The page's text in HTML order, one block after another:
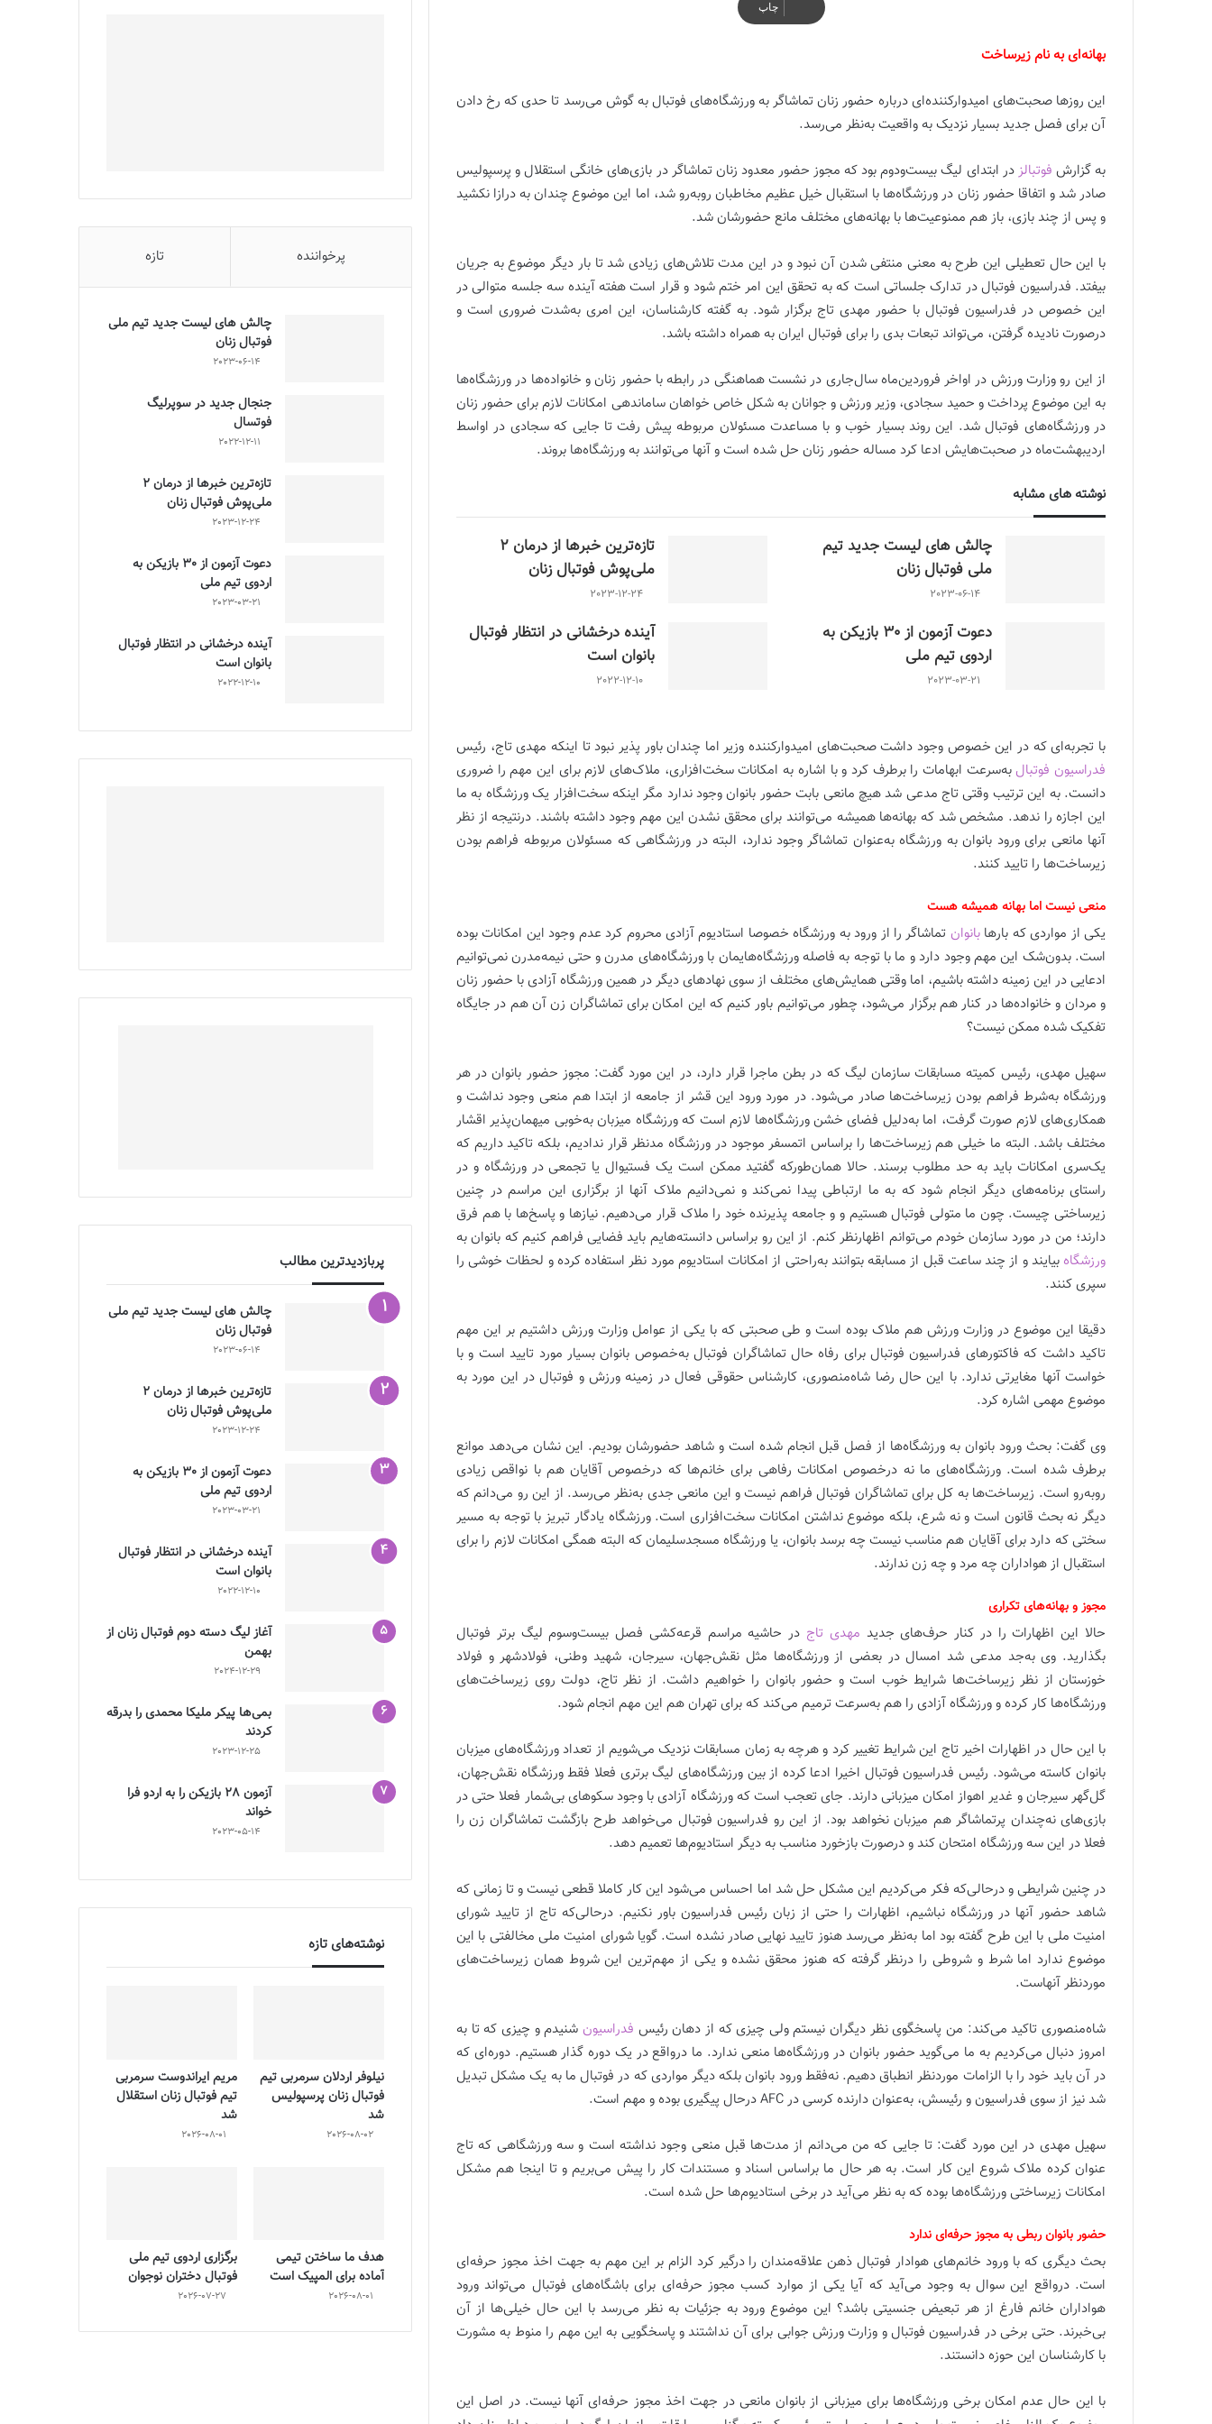
چاپ
بهانه‌ای به نام زیرساخت
این روزها صحبت‌های امیدوارکننده‌ای درباره حضور زنان تماشاگر به ورزشگاه‌های فوتبال به گوش می‌رسد تا حدی که رخ دادن
آن برای فصل جدید بسیار نزدیک به واقعیت به‌نظر می‌رسد.
به گزارش فوتبالزدر ابتدای لیگ بیست‌و‌دوم بود که مجوز حضور معدود زنان تماشاگر در بازی‌های خانگی استقلال و پرسپولیس
صادر شد و اتفاقا حضور زنان در ورزشگاه‌ها با استقبال خیل عظیم مخاطبان روبه‌رو شد، اما این موضوع چندان به درازا نکشید
و پس از چند بازی، باز هم ممنوعیت‌ها با بهانه‌های مختلف مانع حضورشان شد.
با این حال تعطیلی این طرح به معنی منتفی شدن آن نبود و در این مدت تلاش‌های زیادی شد تا بار دیگر موضوع به جریان
بیفتد. فدراسیون فوتبال در تدارک جلساتی است که به تحقق این امر ختم شود و قرار است هفته آینده سه جلسه متوالی در
این خصوص در فدراسیون فوتبال با حضور مهدی تاج برگزار شود‌. به گفته کارشناسان، این امری به‌شدت ضروری است و
در‌صورت نادیده گرفتن، می‌تواند تبعات بدی را برای فوتبال ایران به همراه داشته باشد.
از این رو وزارت ورزش در اواخر فروردین‌ماه سال‌جاری در نشست هماهنگی در رابطه با حضور زنان و خانواده‌ها در ورزشگاه‌ها
به این موضوع پرداخت و حمید سجادی، وزیر ورزش و جوانان به شکل خاص خواهان ساماندهی امکانات لازم برای حضور زنان
در ورزشگاه‌های فوتبال شد. این روند بسیار خوب و با مساعدت مسئولان مربوطه پیش رفت تا جایی که سجادی در اواسط
اردیبهشت‌ماه در صحبت‌هایش ادعا کرد مساله حضور زنان حل شده است و آنها می‌توانند به ورزشگاه‌ها بروند.
نوشته های مشابه
چالش هاى ليست جدید تيم
ملى فوتبال زنان
2023-06-14
تازه‌ترین خبرها از درمان ۲
ملی‌پوش فوتبال زنان
2023-12-24
دعوت آزمون از 30 بازیکن به
اردوی تیم ملی
2023-03-21
آینده درخشانی در انتظار فوتبال
بانوان است
2022-12-10
با تجربه‌ای که در این خصوص وجود داشت صحبت‌های امیدوار‌کننده وزیر اما چندان باور پذیر نبود تا اینکه مهدی تاج، رئیس
فدراسیون فوتبال به‌سرعت ابهامات را برطرف کرد و با اشاره به امکانات سخت‌افزاری، ملاک‌های لازم برای این مهم را ضروری
دانست. به این ترتیب وقتی تاج مدعی شد هیچ مانعی بابت حضور بانوان وجود ندارد مگر اینکه سخت‌افزار یک ورزشگاه به ما
این اجازه را ندهد. مشخص شد که بهانه‌ها همیشه می‌توانند برای محقق نشدن این مهم وجود داشته باشند. در‌نتیجه از نظر
آنها مانعی برای ورود بانوان به ورزشگاه به‌عنوان تماشاگر وجود ندارد، البته در ورزشگاهی که مسئولان مربوطه فراهم بودن
زیرساخت‌ها را تایید کنند.
منعی نیست اما بهانه همیشه هست
یکی از مواردی که بارهابانوان تماشاگر را از ورود به ورزشگاه خصوصا استادیوم آزادی محروم کرد عدم‌ وجود این امکانات بوده
است. بدون‌شک این مهم وجود دارد و ما با توجه به فاصله ورزشگاه‌هایمان با ورزشگاه‌های مدرن و حتی نیمه‌مدرن نمی‌توانیم
ادعایی در این زمینه داشته باشیم، اما وقتی همایش‌های مختلف از سوی نهادهای دیگر در همین ورزشگاه آزادی با حضور زنان
و مردان و خانواده‌ها در کنار هم برگزار می‌شود، چطور می‌توانیم باور کنیم که این امکان برای تماشاگران زن آن هم در جایگاه
تفکیک شده ممکن نیست؟
سهیل مهدی، رئیس کمیته مسابقات سازمان لیگ که در بطن ماجرا قرار دارد، در این مورد گفت: مجوز حضور بانوان در هر
ورزشگاه به‌شرط فراهم بودن زیرساخت‌ها صادر می‌شود. در مورد ورود این قشر از جامعه از ابتدا هم منعی وجود نداشت و
همکاری‌های لازم صورت گرفت، اما به‌دلیل فضای خشن ورزشگاه‌ها لازم است که ورزشگاه میزبان به‌خوبی میهمان‌پذیر اقشار
مختلف باشد. البته ما خیلی هم زیرساخت‌ها را براساس اتمسفر موجود در ورزشگاه مد‌نظر قرار ندادیم، بلکه تاکید داریم که
یک‌سری امکانات باید به حد مطلوب برسند. حالا همان‌طور‌که گفتید ممکن است یک فستیوال یا تجمعی در ورزشگاه و در
راستای برنامه‌های دیگر انجام شود که به ما ارتباطی پیدا نمی‌کند و نمی‌دانیم ملاک آنها از برگزاری این مراسم در چنین
زیرساختی چیست. چون ما متولی فوتبال هستیم و و جامعه پذیرنده خود را ملاک قرار می‌دهیم. نیازها و پاسخ‌ها با هم فرق
دارند؛ من در مورد سازمان خودم می‌توانم اظهارنظر کنم. از این رو براساس دانسته‌هایم باید فضایی فراهم کنیم که بانوان به
ورزشگاه بیایند و از چند ساعت قبل از مسابقه بتوانند به‌راحتی از امکانات استادیوم مورد نظر استفاده کرده و لحظات خوشی را
سپری کنند.
دقیقا این موضوع در وزارت ورزش هم ملاک بوده است و طی صحبتی که با یکی از عوامل وزارت ورزش داشتیم بر این مهم
تاکید داشت که فاکتورهای فدراسیون فوتبال برای رفاه حال تماشاگران فوتبال به‌خصوص بانوان بسیار مورد تایید است و با
خواست آنها مغایرتی ندارد. با این حال رضا شاه‌منصوری، کارشناس حقوقی فعال در زمینه ورزش و فوتبال در این مورد به
موضوع مهمی اشاره کرد.
وی گفت: بحث ورود بانوان به ورزشگاه‌ها از فصل قبل انجام شده است و شاهد حضورشان بودیم. این نشان می‌دهد موانع
برطرف شده است. ورزشگاه‌های ما نه درخصوص امکانات رفاهی برای خانم‌ها که درخصوص آقایان هم با نواقص زیادی
روبه‌رو است. زیرساخت‌ها به کل برای تماشاگران فوتبال فراهم نیست و این مانعی جدی به‌نظر می‌رسد. از این رو می‌دانم که
دیگر نه بحث قانون است و نه شرع، بلکه موضوع نداشتن امکانات سخت‌افزاری است. ورزشگاه یادگار تبریز با توجه به مسیر
سختی که دارد برای آقایان هم مناسب نیست چه برسد بانوان، یا ورزشگاه مسجدسلیمان که البته همگی امکانات لازم را برای
استقبال از هواداران چه مرد و چه زن ندارند.
مجوز و بهانه‌های تکراری
حالا این اظهارات را در کنار حرف‌های جدید مهدی تاج در حاشیه مراسم قرعه‌کشی فصل بیست‌و‌سوم لیگ برتر فوتبال
بگذارید. وی به‌جد مدعی شد امسال در بعضی از ورزشگاه‌ها مثل نقش‌جهان، سیرجان، شهید وطنی، فولادشهر و فولاد
خوزستان از نظر زیرساخت‌ها شرایط خوب است و حضور بانوان را خواهیم داشت. از نظر تاج، دولت روی زیرساخت‌های
ورزشگاه‌ها کار کرده و ورزشگاه آزادی را هم به‌سرعت ترمیم می‌کند که برای تهران هم این مهم انجام شود.
با این حال در اظهارات اخیر تاج این شرایط تغییر کرد و هر‌چه به زمان مسابقات نزدیک می‌شویم از تعداد ورزشگاه‌های میزبان
بانوان کاسته می‌شود. رئیس فدراسیون فوتبال اخیرا ادعا کرده از بین ورزشگاه‌های لیگ برتری فعلا فقط ورزشگاه نقش‌جهان،
گل‌گهر سیرجان و غدیر اهواز امکان میزبانی دارند. جای تعجب است که ورزشگاه آزادی با وجود سکوهای بی‌شمار فعلا حتی در
بازی‌های نه‌چندان پر‌تماشاگر هم میزبان نخواهد بود. از این رو فدراسیون فوتبال می‌خواهد طرح بازگشت تماشاگران زن را
فعلا در این سه ورزشگاه امتحان کند و در‌صورت بازخورد مناسب به دیگر استادیوم‌ها تعمیم دهد.
در چنین شرایطی و درحالی‌که فکر می‌کردیم این مشکل حل شد اما احساس می‌شود این کار کاملا قطعی نیست و تا زمانی که
شاهد حضور آنها در ورزشگاه نباشیم، اظهارات را حتی از زبان رئیس فدراسیون باور نکنیم. در‌حالی‌که تاج از تایید شورای
امنیت ملی با این طرح گفته بود اما به‌نظر می‌رسد هنوز تایید نهایی صادر نشده است. گویا شورای امنیت ملی مخالفتی با این
موضوع ندارد اما شرط و شروطی را در‌نظر گرفته که هنوز محقق نشده و یکی از مهم‌ترین این شروط همان زیرساخت‌های
مورد‌نظر آنهاست.
شاه‌منصوری تاکید می‌کند: من پاسخگوی نظر دیگران نیستم ولی چیزی که از دهان رئیس فدراسیون شنیدم و چیزی که تا به
امروز دنبال می‌کردیم به ما می‌گوید حضور بانوان در ورزشگاه‌ها منعی ندارد. ما در‌واقع در یک دوره گذار هستیم. دوره‌ای که
در آن باید خود را با الزامات مورد‌نظر انطباق دهیم. نه‌فقط ورود بانوان بلکه دیگر مواردی که در فوتبال ما به یک مشکل تبدیل
شد نیز از سوی فدراسیون و رئیسش، به‌عنوان دارنده کرسی در AFC در‌حال پیگیری بوده و مهم است.
سهیل مهدی در این مورد گفت: تا جایی که من می‌دانم از مدت‌ها قبل منعی وجود نداشته است و سه ورزشگاهی که تاج
عنوان کرده ملاک شروع این کار است. به هر حال ما براساس اسناد و مستندات کار را پیش می‌بریم و تا اینجا هم مشکل
امکانات زیرساختی ورزشگاه‌ها بوده که به نظر می‌آید در برخی استادیوم‌ها حل شده است.
حضور بانوان ربطی به مجوز حرفه‌ای ندارد
بحث دیگری که با ورود خانم‌های هوادار فوتبال ذهن علاقه‌مندان را درگیر کرد الزام بر این مهم به جهت اخذ مجوز حرفه‌ای
است. درواقع این سوال به وجود می‌آید که آیا یکی از موارد کسب مجوز حرفه‌ای برای باشگاه‌های فوتبال می‌تواند ورود
هواداران خانم فارغ از هر تبعیض جنسیتی باشد؟ این موضوع ورود به جزئیات به نظر می‌رسد با این حال خیلی‌ها از آن
بی‌خبرند. حتی برخی در فدراسیون فوتبال و وزارت ورزش جوابی برای آن نداشتند و پاسخگویی به این مهم را منوط به مشورت
با کارشناسان این حوزه دانستند.
با این حال عدم امکان برخی ورزشگاه‌ها برای میزبانی از بانوان مانعی در جهت اخذ مجوز حرفه‌ای آنها نیست. در اصل این
پرخواننده تازه
چالش هاى ليست جدید تيم ملى
فوتبال زنان
2023-06-14
جنجال جدید در سوپرلیگ
فوتسال
2022-12-11
تازه‌ترین خبرها از درمان ۲
ملی‌پوش فوتبال زنان
2023-12-24
دعوت آزمون از 30 بازیکن به
اردوی تیم ملی
2023-03-21
آینده درخشانی در انتظار فوتبال
بانوان است
2022-12-10
پربازدیدترین مطالب
چالش هاى ليست جدید تيم ملى
فوتبال زنان
2023-06-14
تازه‌ترین خبرها از درمان ۲
ملی‌پوش فوتبال زنان
2023-12-24
دعوت آزمون از 30 بازیکن به
اردوی تیم ملی
2023-03-21
آینده درخشانی در انتظار فوتبال
بانوان است
2022-12-10
آغاز لیگ دسته دوم فوتبال زنان از
بهمن
2024-12-29
بمی‌ها پیکر ملیکا محمدی را بدرقه
کردند
2023-12-25
آزمون 28 بازیکن را به اردو فرا
خواند
2023-05-14
نوشته‌های تازه
نیلوفر اردلان سرمربی تیم
فوتبال زنان پرسپولیس
شد
2026-08-02
مریم ایراندوست سرمربی
تیم فوتبال زنان استقلال
شد
2026-08-01
هدف ما ساختن تیمی
آماده برای المپیک است
2026-08-01
برگزاری اردوی تیم ملی
فوتبال دختران نوجوان
2026-07-27